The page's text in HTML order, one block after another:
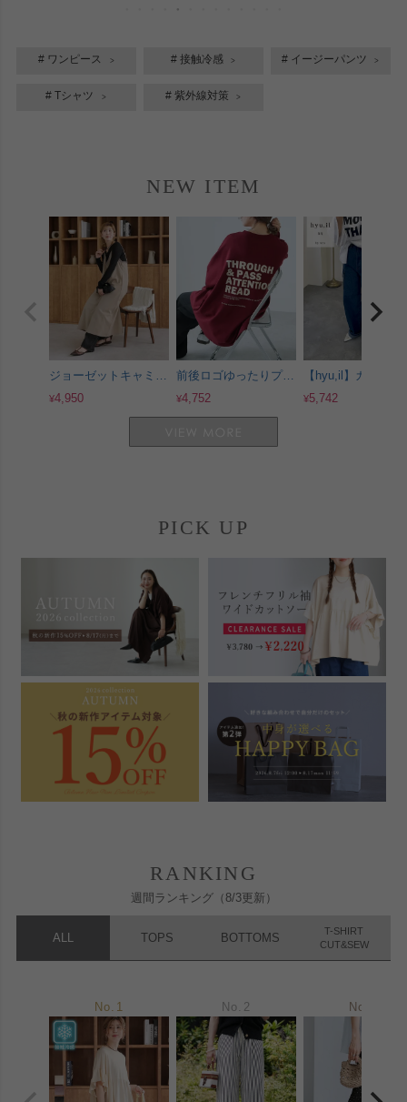
# ワンピース # 接触冷感 # イージーパンツ
# Tシャツ # 紫外線対策
NEW ITEM
ジョーゼットキャミワ
宅配便発送
¥4,950
前後ロゴゆったりプル
ール便発送10
¥4,752
【hyu,il】カーゴデ
配便発送
¥5,742
PICK UP
RANKING
週間ランキング（8/3更新）
ALL TOPS BOTTOMS
T-SHIRT
CUT&SEW